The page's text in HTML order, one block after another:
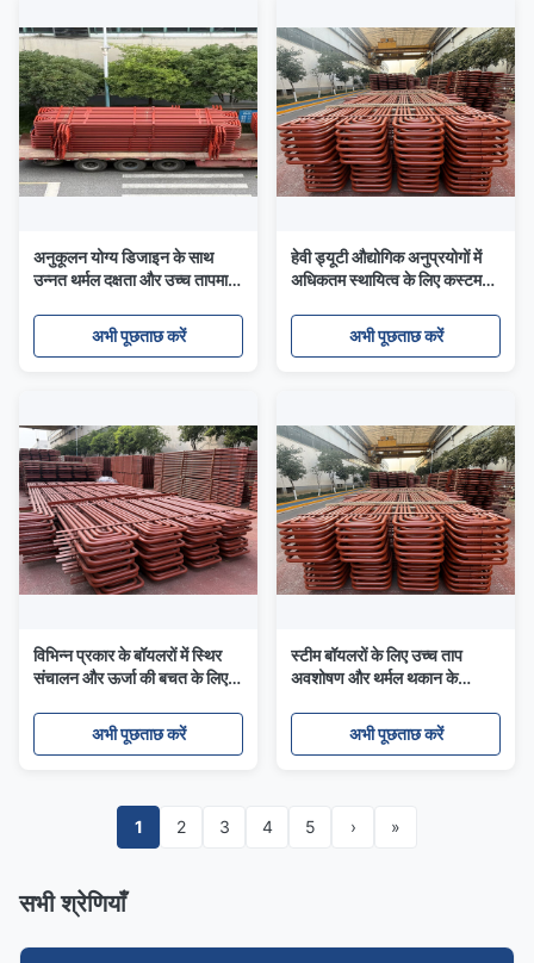
अनुकूलन योग्य डिजाइन के साथ
उन्नत थर्मल दक्षता और उच्च तापमान
कॉइल
अभी पूछताछ करें
हेवी ड्यूटी औद्योगिक अनुप्रयोगों में
अधिकतम स्थायित्व के लिए कस्टम
अभी पूछताछ करें
विभिन्न प्रकार के बॉयलरों में स्थिर
संचालन और ऊर्जा की बचत के लिए
अभी पूछताछ करें
स्टीम बॉयलरों के लिए उच्च ताप
अवशोषण और थर्मल थकान के
सुपरहीटर कॉइल
अभी पूछताछ करें
1 2 3 4 5 › »
सभी श्रेणियाँ